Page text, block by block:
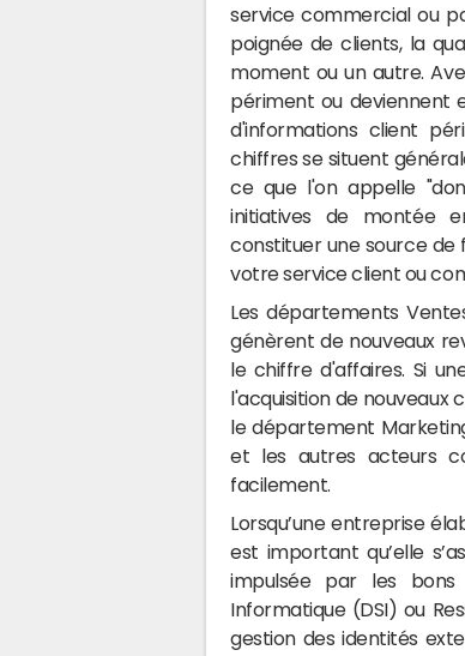
service commercial ou
poignée de clients, la
moment ou un autre.
périment ou deviennent
d'informations client
chiffres se situent
ce que l'on appelle
initiatives de montée
constituer une source de
votre service client ou
Les départements
génèrent de nouveaux
le chiffre d'affaires. Si
l'acquisition de
le département
et les autres acteurs
facilement.
Lorsqu’une entreprise
est important qu’elle
impulsée par les bons
Informatique (DSI) ou
gestion des identités